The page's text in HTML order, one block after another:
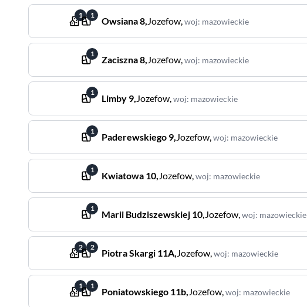
1 1
Owsiana8,Jozefow,woj: mazowieckie
1
Zaciszna8,Jozefow,woj: mazowieckie
1
Limby 9,Jozefow,woj: mazowieckie
1
Paderewskiego 9,Jozefow,woj: mazowieckie
1
Kwiatowa 10,Jozefow,woj: mazowieckie
1
Marii Budziszewskiej 10,Jozefow,woj: mazowieckie
2 2
Piotra Skargi 11A,Jozefow,woj: mazowieckie
1 1
Poniatowskiego 11b,Jozefow,woj: mazowieckie